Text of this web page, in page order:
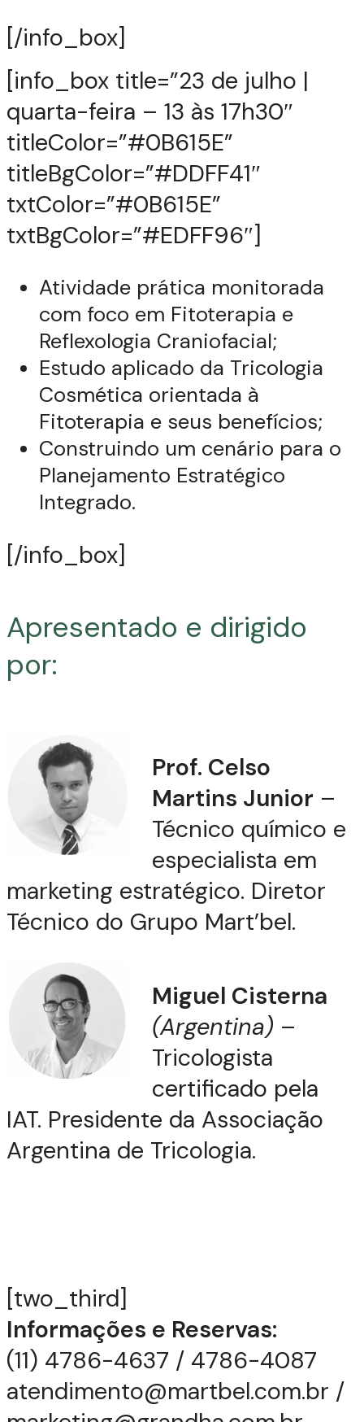
[/info_box]
[info_box title=”23 de julho |
quarta-feira – 13 às 17h30″
titleColor=”#0B615E”
titleBgColor=”#DDFF41″
txtColor=”#0B615E”
txtBgColor=”#EDFF96″]
Atividade prática monitorada
com foco em Fitoterapia e
Reflexologia Craniofacial;
Estudo aplicado da Tricologia
Cosmética orientada à
Fitoterapia e seus benefícios;
Construindo um cenário para o
Planejamento Estratégico
Integrado.
[/info_box]
Apresentado e dirigido
por:
Prof. Celso
Martins Junior –
Técnico químico e
especialista em
marketing estratégico. Diretor
Técnico do Grupo Mart’bel.
Miguel Cisterna
(Argentina) –
Tricologista
certificado pela
IAT. Presidente da Associação
Argentina de Tricologia.
[two_third]
Informações e Reservas:
(11) 4786-4637 / 4786-4087
atendimento@martbel.com.br /